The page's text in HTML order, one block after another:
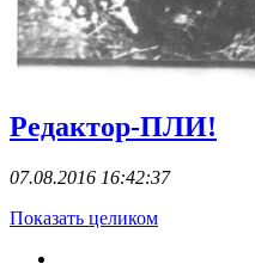
Редактор-ПЛИ!
07.08.2016 16:42:37
Показать целиком